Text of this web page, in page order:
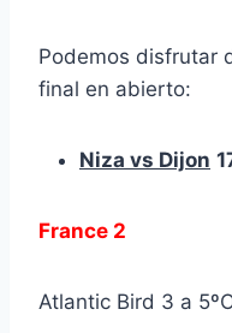
Podemos disfrutar
final en abierto:
Niza vs Dijon
France 2
Atlantic Bird 3 a